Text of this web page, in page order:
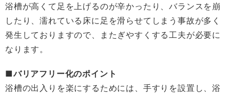
浴槽が高くて足を上げるのが辛かったり、バランスを崩
したり、濡れている床に足を滑らせてしまう事故が多く
発生しておりますので、またぎやすくする工夫が必要に
なります。
■バリアフリー化のポイント
浴槽の出入りを楽にするためには、手すりを設置し、浴